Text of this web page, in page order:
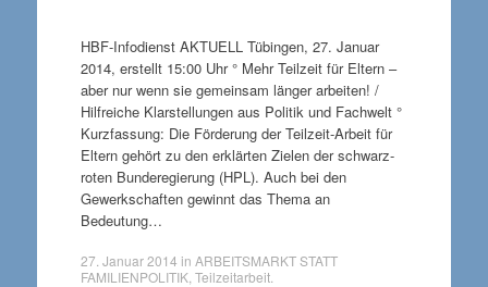
HBF-Infodienst AKTUELL Tübingen, 27. Januar
2014, erstellt 15:00 Uhr ° Mehr Teilzeit für Eltern –
aber nur wenn sie gemeinsam länger arbeiten! /
Hilfreiche Klarstellungen aus Politik und Fachwelt °
Kurzfassung: Die Förderung der Teilzeit-Arbeit für
Eltern gehört zu den erklärten Zielen der schwarz-
roten Bunderegierung (HPL). Auch bei den
Gewerkschaften gewinnt das Thema an
Bedeutung…
27. Januar 2014 in ARBEITSMARKT STATT
FAMILIENPOLITIK, Teilzeitarbeit.